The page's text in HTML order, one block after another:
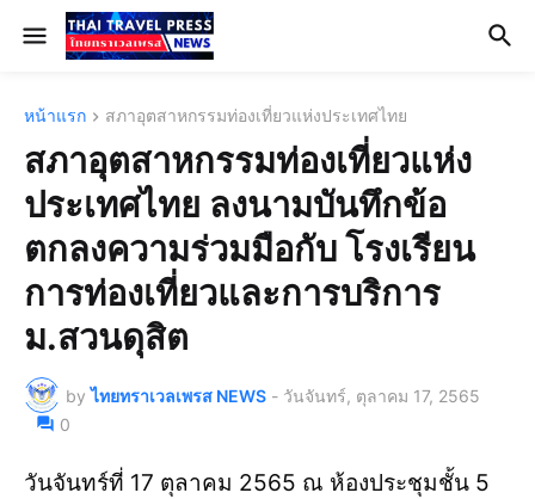
หน้าแรก สภาอุตสาหกรรมท่องเที่ยวแห่งประเทศไทย
สภาอุตสาหกรรมท่องเที่ยวแห่ง
ประเทศไทย ลงนามบันทึกข้อ
ตกลงความร่วมมือกับ โรงเรียน
การท่องเที่ยวและการบริการ
ม.สวนดุสิต
by ไทยทราเวลเพรส NEWS - วันจันทร์, ตุลาคม 17, 2565
0
วันจันทร์ที่ 17 ตุลาคม 2565 ณ ห้องประชุมชั้น 5